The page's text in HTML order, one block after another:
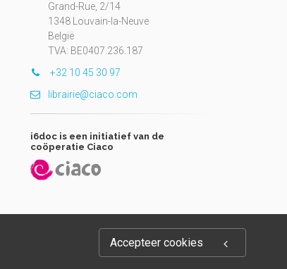
Accepteer cookies
Grand-Rue, 2/14
1348 Louvain-la-Neuve
België
TVA: BE0407.236.187
+32 10 45 30 97
librairie@ciaco.com
i6doc is een initiatief van de
coöperatie Ciaco